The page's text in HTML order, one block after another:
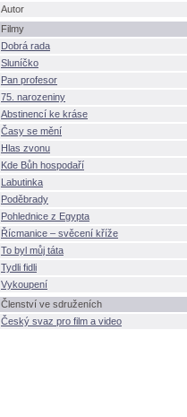
Autor
Filmy
Dobrá rada
Sluníčko
Pan profesor
75. narozeniny
Abstinencí ke kráse
Časy se mění
Hlas zvonu
Kde Bůh hospodaří
Labutinka
Poděbrady
Pohlednice z Egypta
Řícmanice – svěcení kříže
To byl můj táta
Tydli fidli
Vykoupení
Členství ve sdruženích
Český svaz pro film a video